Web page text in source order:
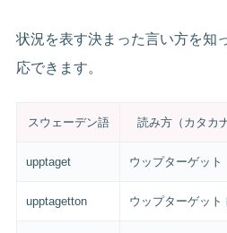
状況を表す決まった言い方を知
応できます。
スウェーデン語 読み方（カタカ
upptaget ウップターゲット
upptagetton ウップターゲット